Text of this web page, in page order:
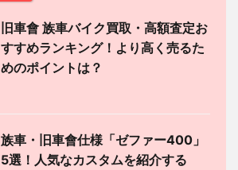
旧車會 族車バイク買取・高額査定お
すすめランキング！より高く売るた
めのポイントは？
族車・旧車會仕様「ゼファー400」
5選！人気なカスタムを紹介する